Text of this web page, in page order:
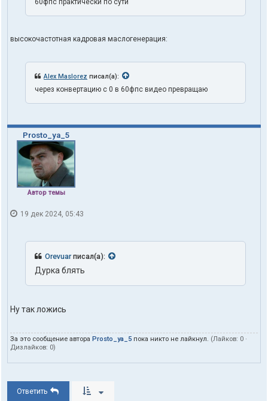
60фпс практически по сути
высокочастотная кадровая маслогенерация:
Alex Maslorez писал(а):
через конвертацию с 0 в 60фпс видео превращаю
Prosto_ya_5
Автор темы
19 дек 2024, 05:43
Orevuarписал(а):
Дурка блять
Ну так ложись
За это сообщение автора Prosto_ya_5 пока никто не лайкнул. (Лайков: 0 ·
Дизлайков: 0)
Ответить